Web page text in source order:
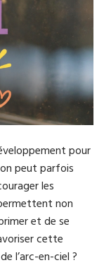
pour
peut parfois
les
non
et de se
cette
l’arc-en-ciel ?